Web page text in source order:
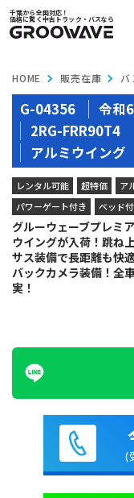
千葉から全国対応！
価格に驚く中古トラック・バスなら
HOME 販売在庫 バ
G-04356 令和
2RG-FRR90T4
アルミウイン
レンタル可能 超特価 ア
パワーゲート付き
ベッド付
グルーウェーブプレミ
ウイングが入荷！跳ね
サス装備で長距離も快
バックカメラ装備！全
実！
(